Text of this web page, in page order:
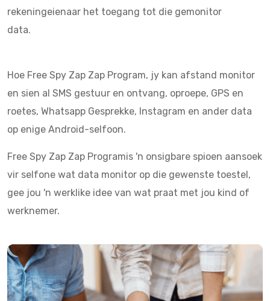
rekeningeienaar het toegang tot die gemonitor
data.
Hoe Free Spy Zap Zap Program, jy kan afstand monitor
en sien al SMS gestuur en ontvang, oproepe, GPS en
roetes, Whatsapp Gesprekke, Instagram en ander data
op enige Android-selfoon.
Free Spy Zap Zap Programis 'n onsigbare spioen aansoek
vir selfone wat data monitor op die gewenste toestel,
gee jou 'n werklike idee van wat praat met jou kind of
werknemer.